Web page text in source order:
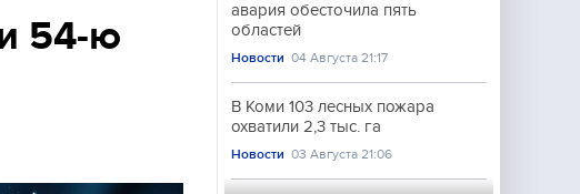
Происшествия
54-ю
авария обесточила пять
областей
Новости 04 Августа 21:17
В Коми 103 лесных пожара
охватили 2,3 тыс. га
Новости 03 Августа 21:06